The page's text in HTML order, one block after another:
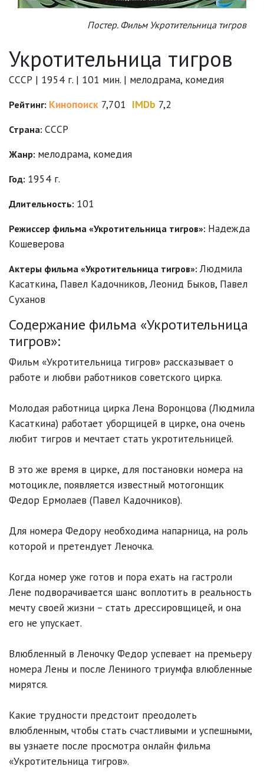
Постер. Фильм Укротительница тигров
Укротительница тигров
СССР | 1954 г. | 101 мин. | мелодрама, комедия
Рейтинг: Кинопоиск 7,701 IMDb 7,2
Страна: СССР
Жанр: мелодрама, комедия
Год: 1954 г.
Длительность: 101
Режиссер фильма «Укротительница тигров»: Надежда
Кошеверова
Актеры фильма «Укротительница тигров»: Людмила
Касаткина, Павел Кадочников, Леонид Быков, Павел
Суханов
Содержание фильма «Укротительница
тигров»:
Фильм «Укротительница тигров» рассказывает о
работе и любви работников советского цирка.
Молодая работница цирка Лена Воронцова (Людмила
Касаткина) работает уборщицей в цирке, она очень
любит тигров и мечтает стать укротительницей.
В это же время в цирке, для постановки номера на
мотоцикле, появляется известный мотогонщик
Федор Ермолаев (Павел Кадочников).
Для номера Федору необходима напарница, на роль
которой и претендует Леночка.
Когда номер уже готов и пора ехать на гастроли
Лене подворачивается шанс воплотить в реальность
мечту своей жизни – стать дрессировщицей, и она
его не упускает.
Влюбленный в Леночку Федор успевает на премьеру
номера Лены и после Лениного триумфа влюбленные
мирятся.
Какие трудности предстоит преодолеть
влюбленным, чтобы стать счастливыми и успешными,
вы узнаете после просмотра онлайн фильма
«Укротительница тигров».